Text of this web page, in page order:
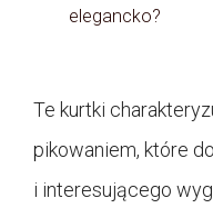
elegancko?
Te kurtki
pikowaniem, które
i interesującego